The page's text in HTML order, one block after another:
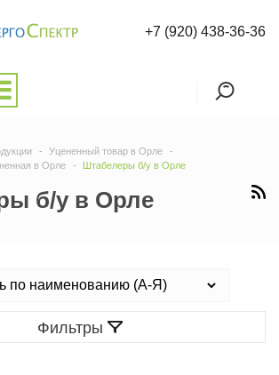
+7 (920) 438-36-36
Уцененный товар в Орле
в Орле
Штабелеры б/у в Орле
б/у в Орле
Фильтры